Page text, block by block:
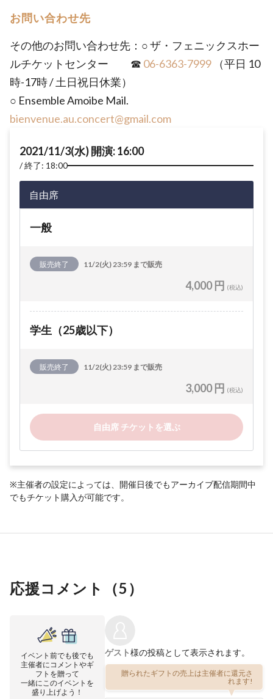
お問い合わせ先
その他のお問い合わせ先：○ ザ・フェニックスホー
ルチケットセンター ☎ 06-6363-7999 （平日 10
時-17時 / 土日祝日休業）
○ Ensemble Amoibe Mail.
bienvenue.au.concert@gmail.com
2021/11/3(水) 開演: 16:00
終了: 18:00
自由席
一般
販売終了 11/2(火) 23:59 まで販売
4,000 円 (税込)
学生（25歳以下）
販売終了 11/2(火) 23:59 まで販売
3,000 円 (税込)
自由席 チケットを選ぶ
※主催者の設定によっては、開催日後でもアーカイブ配信期間中
でもチケット購入が可能です。
応援コメント（5 ）
イベント前でも後でも
主催者にコメントやギ
フトを贈って
一緒にこのイベントを
盛り上げよう！
ゲスト様の投稿として表示されます。
贈られたギフトの売上は主催者に還元さ
れます!